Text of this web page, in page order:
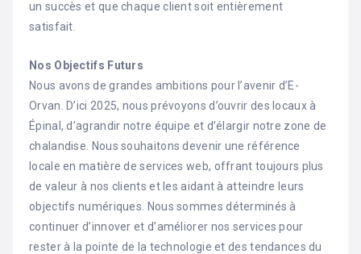
un succès et que chaque client soit entièrement
satisfait.
Nos Objectifs Futurs
Nous avons de grandes ambitions pour l’avenir d’E-
Orvan. D’ici 2025, nous prévoyons d’ouvrir des locaux à
Épinal, d’agrandir notre équipe et d’élargir notre zone de
chalandise. Nous souhaitons devenir une référence
locale en matière de services web, offrant toujours plus
de valeur à nos clients et les aidant à atteindre leurs
objectifs numériques. Nous sommes déterminés à
continuer d’innover et d’améliorer nos services pour
rester à la pointe de la technologie et des tendances du